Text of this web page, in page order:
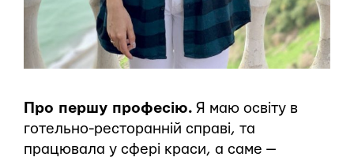
Про першу професію. Я маю освіту в
готельно-ресторанній справі, та
працювала у сфері краси, а саме —